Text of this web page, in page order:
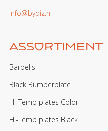
info@bydiz.nl
Assortiment
Barbells
Black Bumperplate
Hi-Temp plates Color
Hi-Temp plates Black